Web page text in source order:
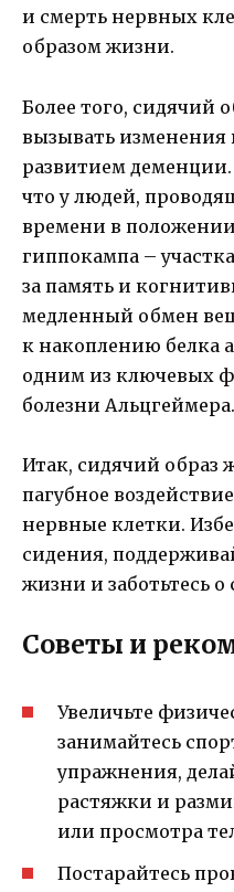
и смерть нервных
образом жизни.
Более того, сидячий
вызывать изменения
развитием
что у людей,
времени в
гиппокампа –
за память и
медленный обмен
к накоплению белка
одним из ключевых
болезни Альцгеймера.
Итак, сидячий образ
пагубное
нервные клетки.
сидения,
жизни и заботьтесь о
Советы и
Увеличьте
занимайтесь
упражнения,
растяжки и
или просмотра
Постарайтесь